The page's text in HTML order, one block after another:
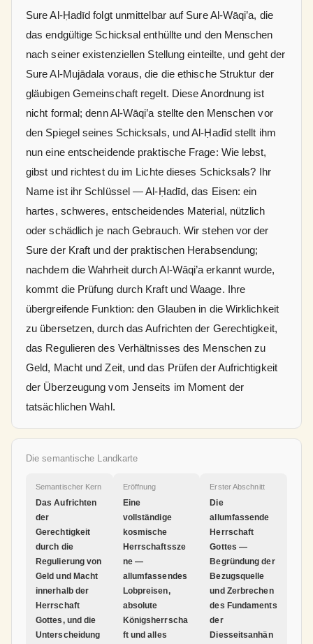
Sure Al-Ḥadīd folgt unmittelbar auf Sure Al-Wāqi’a, die
das endgültige Schicksal enthüllte und den Menschen
nach seiner existenziellen Stellung einteilte, und geht der
Sure Al-Mujādala voraus, die die ethische Struktur der
gläubigen Gemeinschaft regelt. Diese Anordnung ist
nicht formal; denn Al-Wāqi’a stellte den Menschen vor
den Spiegel seines Schicksals, und Al-Ḥadīd stellt ihm
nun eine entscheidende praktische Frage: Wie lebst,
gibst und richtest du im Lichte dieses Schicksals? Ihr
Name ist ihr Schlüssel — Al-Ḥadīd, das Eisen: ein
hartes, schweres, entscheidendes Material, nützlich
oder schädlich je nach Gebrauch. Wir stehen vor der
Sure der Kraft und der praktischen Herabsendung;
nachdem die Wahrheit durch Al-Wāqi’a erkannt wurde,
kommt die Prüfung durch Kraft und Waage. Ihre
übergreifende Funktion: den Glauben in die Wirklichkeit
zu übersetzen, durch das Aufrichten der Gerechtigkeit,
das Regulieren des Verhältnisses des Menschen zu
Geld, Macht und Zeit, und das Prüfen der Aufrichtigkeit
der Überzeugung vom Jenseits im Moment der
tatsächlichen Wahl.
Die semantische Landkarte
Semantischer Kern
Das Aufrichten
der
Gerechtigkeit
durch die
Regulierung von
Geld und Macht
innerhalb der
Herrschaft
Gottes, und die
Unterscheidung
Eröffnung
Eine
vollständige
kosmische
Herrschaftssze
ne —
allumfassendes
Lobpreisen,
absolute
Königsherrscha
ft und alles
Erster Abschnitt
Die
allumfassende
Herrschaft
Gottes —
Begründung der
Bezugsquelle
und Zerbrechen
des Fundaments
der
Diesseitsanhän